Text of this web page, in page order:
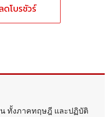
ดโบรชัวร์
น ทั้งภาคทฤษฎี และปฏิบัติ